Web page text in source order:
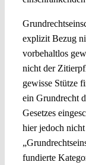
explizit Bezug
vorbehaltlos
nicht der
gewisse Stütze
ein Grundrecht
Gesetzes
hier jedoch
fundierte